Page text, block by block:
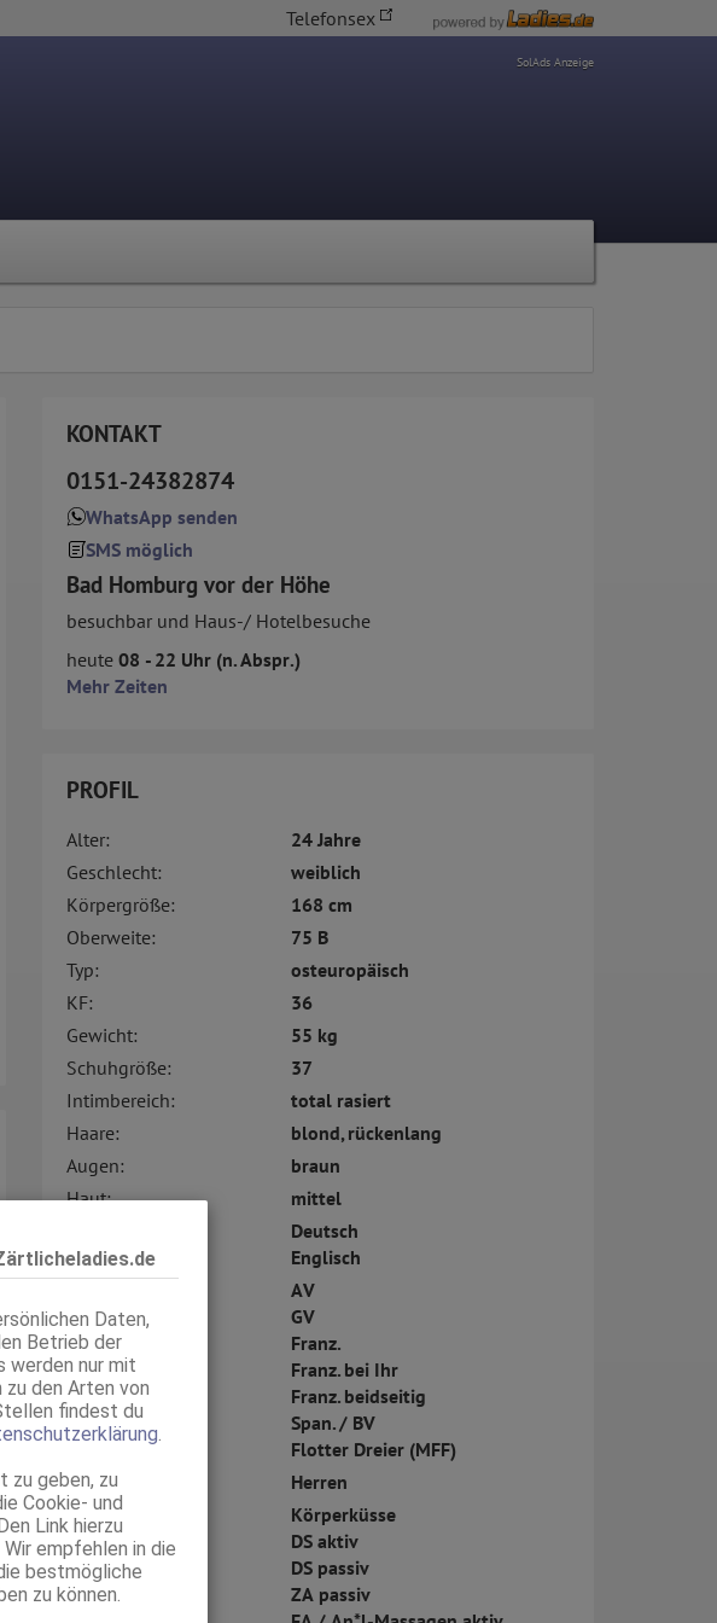
Daten,
Betrieb der
werden nur mit
den Arten von
findest du
zu geben, zu
Cookie- und
Link hierzu
empfehlen in die
bestmögliche
zu können.
Telefonsex
SolAds Anzeige
KONTAKT
0151-24382874
WhatsApp senden
SMS möglich
Bad Homburg vor der Höhe
besuchbar und Haus-/ Hotelbesuche
heute 08 - 22 Uhr (n. Abspr.)
Mehr Zeiten
PROFIL
Alter:
24 Jahre
Geschlecht:
weiblich
Körpergröße:
168 cm
Oberweite:
75 B
Typ:
osteuropäisch
KF:
36
Gewicht:
55 kg
Schuhgröße:
37
Intimbereich:
total rasiert
Haare:
blond, rückenlang
Augen:
braun
Haut:
mittel
Deutsch
Englisch
AV
GV
Franz.
Franz. bei Ihr
Franz. beidseitig
Span. / BV
Flotter Dreier (MFF)
Service für:
Herren
Service:
Körperküsse
DS aktiv
DS passiv
ZA passiv